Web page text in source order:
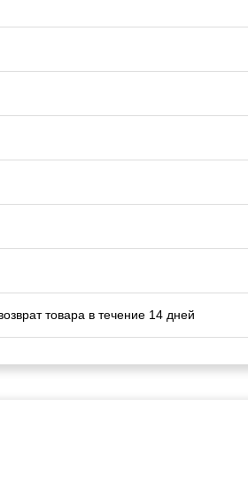
товара в течение 14 дней